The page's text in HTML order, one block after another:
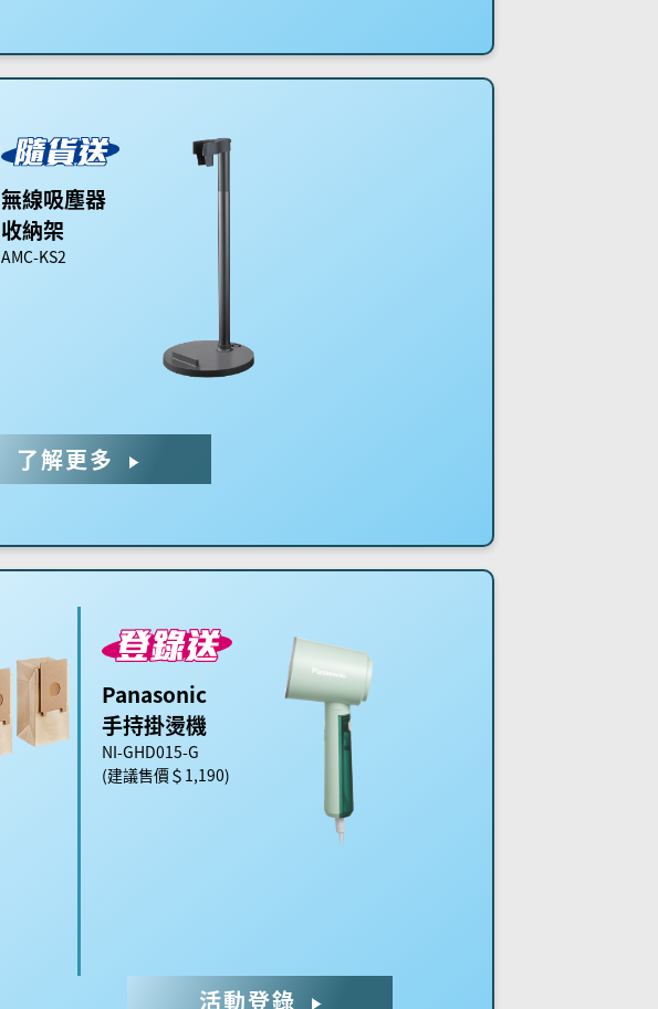
無線吸塵器
收納架
AMC-KS2
了解更多
Panasonic
手持掛燙機
NI-GHD015-G
(建議售價＄1,190)
活動登錄